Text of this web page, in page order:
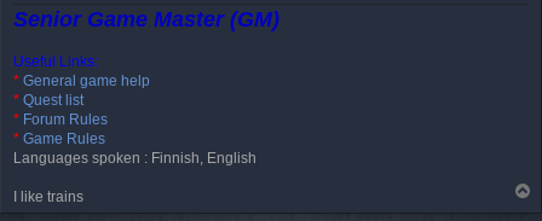
Senior Game Master (GM)
Useful Links:
* General game help
* Quest list
* Forum Rules
* Game Rules
Languages spoken : Finnish, English
I like trains
o